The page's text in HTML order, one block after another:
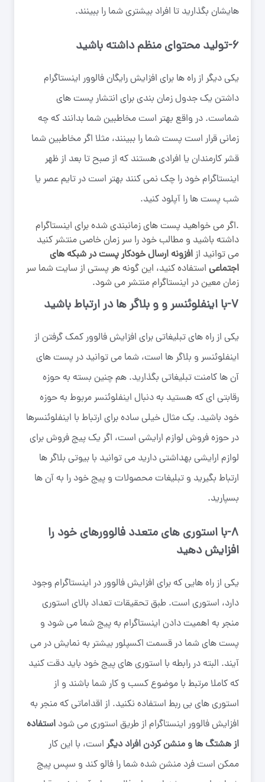
هایشان بگذارید تا افراد بیشتری شما را ببینند.
۶-تولید محتوای منظم داشته باشید
یکی دیگر از راه ها برای افزایش رایگان فالوور اینستاگرام
داشتن یک جدول زمان بندی برای انتشار پست های
شماست. در واقع بهتر است مخاطبین شما بدانند که چه
زمانی قرار است پست شما را ببینند، مثلا اگر مخاطبین شما
قشر کارمندان یا افرادی هستند که از صبح تا بعد از ظهر
اینستاگرام خود را چک نمی کنند بهتر است در تایم عصر یا
شب پست ها را آپلود کنید.
.اگر می خواهید پست های زمانبندی شده برای اینستاگرام
داشته باشید و مطالب خود را سر زمان خاصی منتشر کنید
می توانید ازافزونه ارسال خودکار پست در شبکه های
اجتماعی استفاده کنید، این گونه هر پستی از سایت شما سر
زمان معین در اینستاگرام منتشر می شود.
۷-با اینفلوئنسر و و بلاگر ها در ارتباط باشید
یکی از راه های تبلیغاتی برای افزایش فالوور کمک گرفتن از
اینفلوئنسر و بلاگر ها است، شما می توانید در پست های
آن ها کامنت تبلیغاتی بگذارید. هم چنین بسته به حوزه
رقابتی ای که هستید به دنبال اینفلوئنسر مربوط به حوزه
خود باشید. یک مثال خیلی ساده برای ارتباط با اینفلوئنسرها
در حوزه فروش لوازم ارایشی است، اگر یک پیج فروش برای
لوازم ارایشی بهداشتی دارید می توانید با بیوتی بلاگر ها
ارتباط بگیرید و تبلیغات محصولات و پیج خود را به آن ها
بسپارید.
۸-با استوری های متعدد فالوورهای خود را
افزایش دهید
یکی از راه هایی که برای افزایش فالوور در اینستاگرام وجود
دارد، استوری است. طبق تحقیقات تعداد بالای استوری
منجر به اهمیت دادن اینستاگرام به پیج شما می شود و
پست های شما در قسمت اکسپلور بیشتر به نمایش در می
آیند. البته در رابطه با استوری های پیج خود باید دقت کنید
که کاملا مرتبط با موضوع کسب و کار شما باشند و از
استوری های بی ربط استفاده نکنید. از اقداماتی که منجر به
افزایش فالوور اینستاگرام از طریق استوری می شود استفاده
از هشتگ ها و منشن کردن افراد دیگر است، با این کار
ممکن است فرد منشن شده شما را فالو کند و سپس پیج